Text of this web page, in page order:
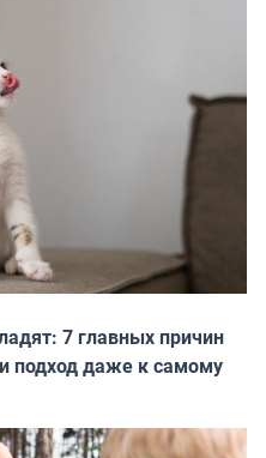
7 главных причин
подход даже к самому